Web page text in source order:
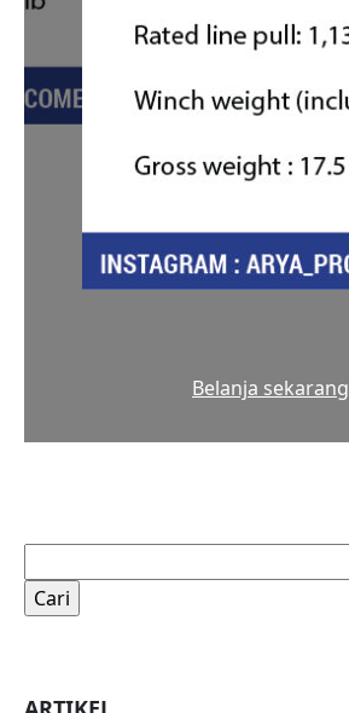
Belanja sekarang
untuk: